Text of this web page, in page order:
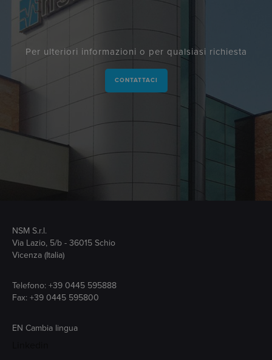
Per ulteriori informazioni o per qualsiasi richiesta
CONTATTACI
NSM S.r.l.
Via Lazio, 5/b - 36015 Schio
Vicenza (Italia)
Telefono: +39 0445 595888
Fax: +39 0445 595800
EN Cambia lingua